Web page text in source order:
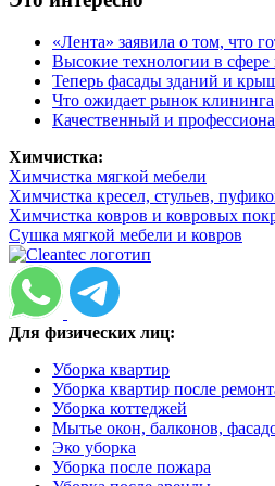
«Лента» заявила о том, что
Высокие технологии в сфере
Теперь фасады зданий и
Что ожидает рынок клининга
Качественный и
Химчистка:
Химчистка мягкой мебели
Химчистка кресел, стульев,
Химчистка ковров и ковровых
Сушка мягкой мебели и ковров
Для физических лиц:
Уборка квартир
Уборка квартир после
Уборка коттеджей
Мытье окон, балконов,
Эко уборка
Уборка после пожара